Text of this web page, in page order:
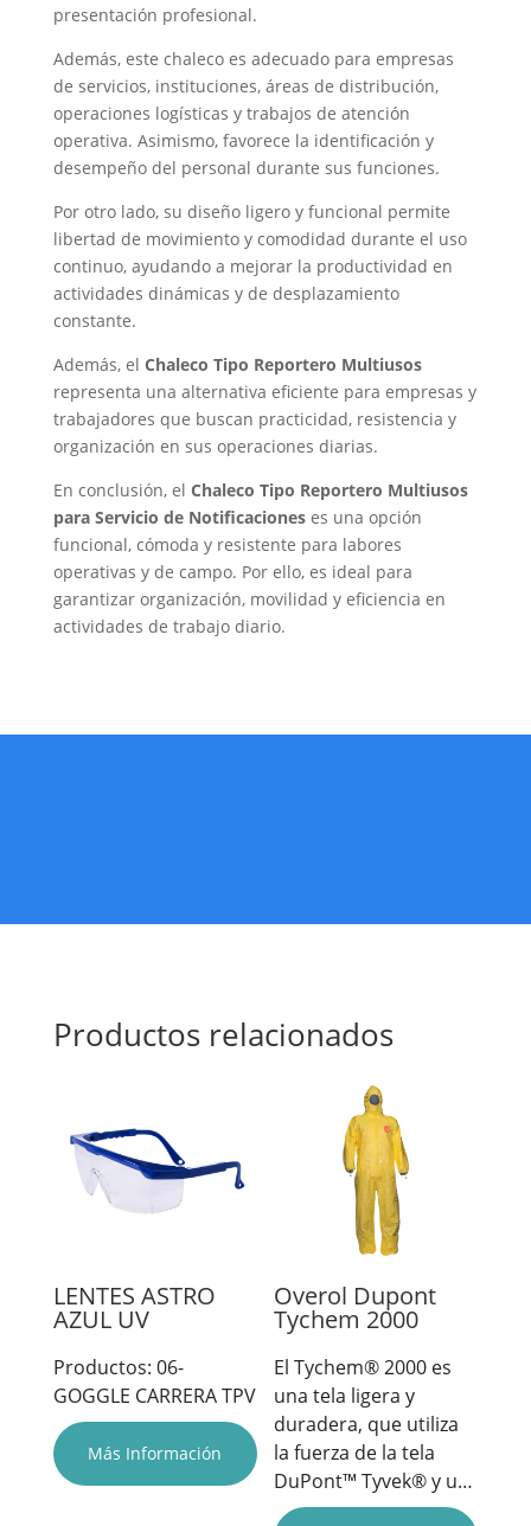
presentación profesional.
Además, este chaleco es adecuado para empresas
de servicios, instituciones, áreas de distribución,
operaciones logísticas y trabajos de atención
operativa. Asimismo, favorece la identificación y
desempeño del personal durante sus funciones.
Por otro lado, su diseño ligero y funcional permite
libertad de movimiento y comodidad durante el uso
continuo, ayudando a mejorar la productividad en
actividades dinámicas y de desplazamiento
constante.
Además, el Chaleco Tipo Reportero Multiusos
representa una alternativa eficiente para empresas y
trabajadores que buscan practicidad, resistencia y
organización en sus operaciones diarias.
En conclusión, el Chaleco Tipo Reportero Multiusos
para Servicio de Notificacioneses una opción
funcional, cómoda y resistente para labores
operativas y de campo. Por ello, es ideal para
garantizar organización, movilidad y eficiencia en
actividades de trabajo diario.
Productos relacionados
LENTES ASTRO
AZUL UV
Productos: 06-
GOGGLE CARRERA TPV
Más Información
Overol Dupont
Tychem 2000
El Tychem® 2000 es
una tela ligera y
duradera, que utiliza
la fuerza de la tela
DuPont™ Tyvek® y u…